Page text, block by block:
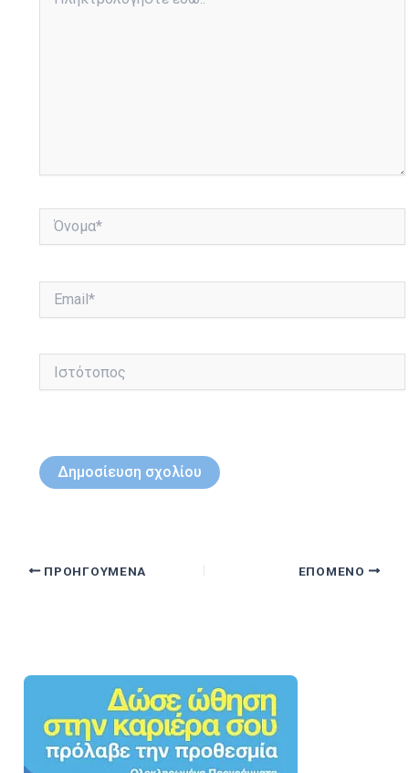
εδώ..
Όνομα*
Ιστότοπος
ΠΡΟΗΓΟΎΜΕΝΑ ΕΠΌΜΕΝΟ